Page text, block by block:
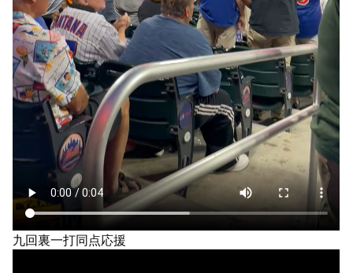
九回裏一打同点応援